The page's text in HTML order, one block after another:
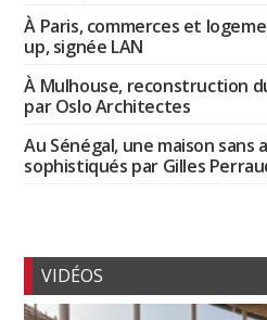
À Paris, commerces et
up, signée LAN
À Mulhouse, reconstruction
par Oslo Architectes
Au Sénégal, une maison sans
sophistiqués par Gilles
VIDÉOS